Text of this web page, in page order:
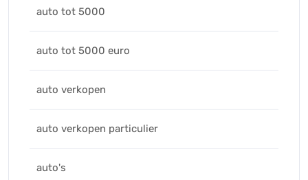
auto tot 5000
auto tot 5000 euro
auto verkopen
auto verkopen particulier
auto's